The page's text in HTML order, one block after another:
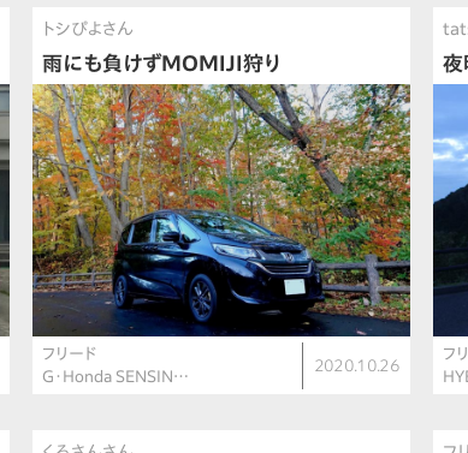
トシぴよさん
雨にも負けずMOMIJI狩り
フリード
G・Honda SENSIN…
2020.10.26
夜
フ